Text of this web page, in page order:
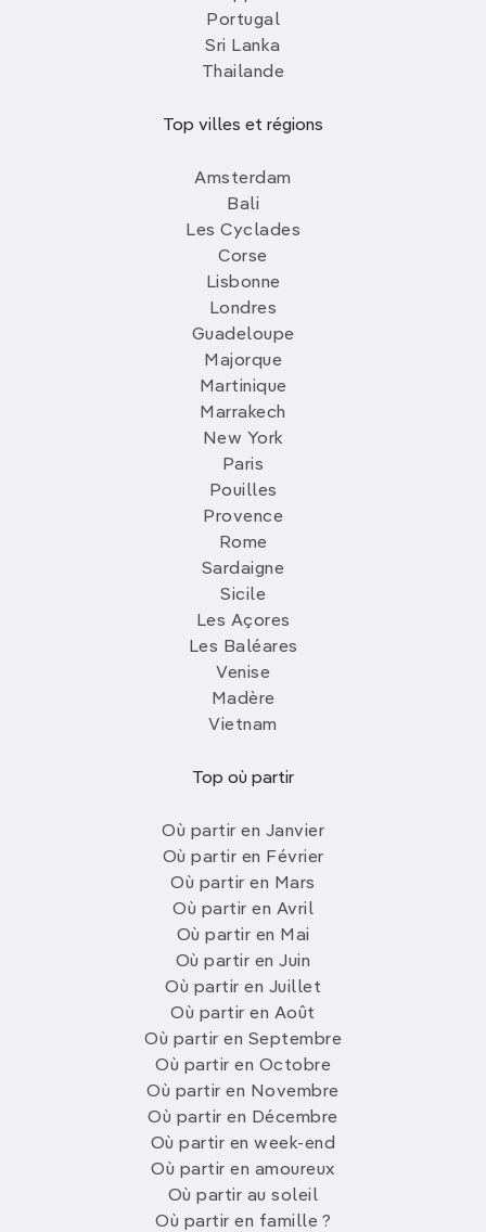
Portugal
Sri Lanka
Thailande
Top villes et régions
Amsterdam
Bali
Les Cyclades
Corse
Lisbonne
Londres
Guadeloupe
Majorque
Martinique
Marrakech
New York
Paris
Pouilles
Provence
Rome
Sardaigne
Sicile
Les Açores
Les Baléares
Venise
Madère
Vietnam
Top où partir
Où partir en Janvier
Où partir en Février
Où partir en Mars
Où partir en Avril
Où partir en Mai
Où partir en Juin
Où partir en Juillet
Où partir en Août
Où partir en Septembre
Où partir en Octobre
Où partir en Novembre
Où partir en Décembre
Où partir en week-end
Où partir en amoureux
Où partir au soleil
Où partir en famille ?